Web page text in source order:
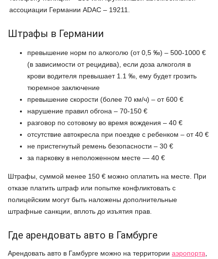
ассоциации Германии ADAC – 19211.
Штрафы в Германии
превышение норм по алкоголю (от 0,5 ‰) – 500-1000 €
(в зависимости от рецидива), если доза алкоголя в
крови водителя превышает 1.1 ‰, ему будет грозить
тюремное заключение
превышение скорости (более 70 км/ч) – от 600 €
нарушение правил обгона – 70-150 €
разговор по сотовому во время вождения – 40 €
отсутствие автокресла при поездке с ребенком – от 40 €
не пристегнутый ремень безопасности – 30 €
за парковку в неположенном месте — 40 €
Штрафы, суммой менее 150 € можно оплатить на месте. При
отказе платить штраф или попытке конфликтовать с
полицейским могут быть наложены дополнительные
штрафные санкции, вплоть до изъятия прав.
Где арендовать авто в Гамбурге
Арендовать авто в Гамбурге можно на территории аэропорта